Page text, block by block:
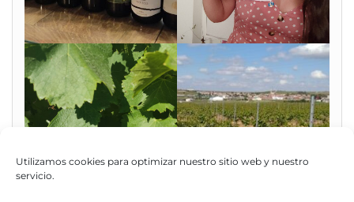
Utilizamos cookies para optimizar nuestro sitio web y nuestro
servicio.